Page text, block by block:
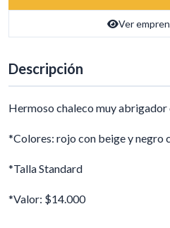
Ver
Descripción
Hermoso chaleco muy abrigador
*Colores: rojo con beige y negro
*Talla Standard
*Valor: $14.000